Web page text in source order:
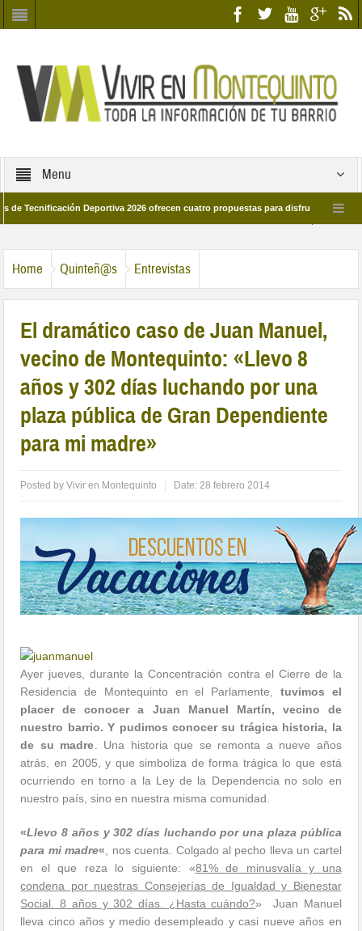
Menu
Deportiva 2026 ofrecen cuatro propuestas para disfrutar del deporte este
Home Quinteñ@s Entrevistas
El dramático caso de Juan Manuel,
vecino de Montequinto: «Llevo 8
años y 302 días luchando por una
plaza pública de Gran Dependiente
para mi madre»
Posted byVivir en Montequinto Date:28 febrero 2014
Ayer jueves, durante la Concentración contra el Cierre de la
Residencia de Montequinto en el Parlamente,
tuvimos el
placer de conocer a Juan Manuel Martín, vecino de
nuestro barrio. Y pudimos conocer su trágica historia, la
de su madre . Una historia que se remonta a nueve años
atrás, en 2005, y que simboliza de forma trágica lo que está
ocurriendo en torno a la Ley de la Dependencia no solo en
nuestro país, sino en nuestra misma comunidad.
«Llevo 8 años y 302 días luchando por una plaza pública
para mi madre« , nos cuenta. Colgado al pecho lleva un cartel
en el que reza lo siguiente: «81% de minusvalía y una
condena por nuestras Consejerías de Igualdad y Bienestar
Social. 8 años y 302 días. ¿Hasta cuándo?» Juan Manuel
lleva cinco años y medio desempleado y casi nueve años en